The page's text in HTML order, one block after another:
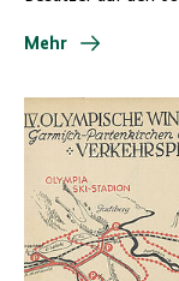
Mehr